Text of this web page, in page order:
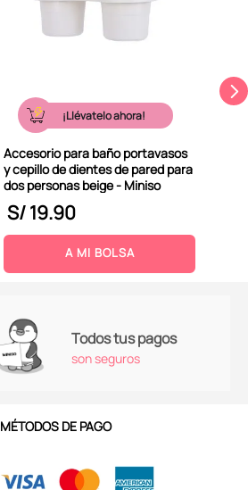
¡Llévatelo ahora!
Accesorio para baño portavasos
y cepillo de dientes de pared para
dos personas beige - Miniso
S/19.90
A MI BOLSA
Todos tus pagos
son seguros
MÉTODOS DE PAGO